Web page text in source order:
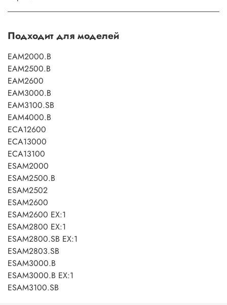
Подходит для моделей
EAM2000.B
EAM2500.B
EAM2600
EAM3000.B
EAM3100.SB
EAM4000.B
ECA12600
ECA13000
ECA13100
ESAM2000
ESAM2500.B
ESAM2502
ESAM2600
ESAM2600 EX:1
ESAM2800 EX:1
ESAM2800.SB EX:1
ESAM2803.SB
ESAM3000.B
ESAM3000.B EX:1
ESAM3100.SB